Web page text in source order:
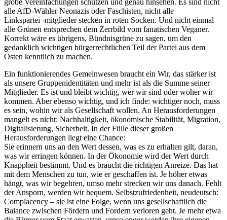
alle AfD-Wähler Neonazis oder Faschisten, nicht alle
Linkspartei¬mitglieder stecken in roten Socken. Und nicht einmal
alle Grünen entsprechen dem Zerrbild vom fanatischen Veganer.
Korrekt wäre es übrigens, Bündnisgrüne zu sagen, um den
gedanklich wichtigen bürgerrechtlichen Teil der Partei aus dem
Osten kenntlich zu machen.
Ein funktionierendes Gemeinwesen braucht ein Wir, das stärker ist
als unsere Gruppenidentitäten und mehr ist als die Summe seiner
Mitglieder. Es ist und bleibt wichtig, wer wir sind oder woher wir
kommen. Aber ebenso wichtig, und ich finde: wichtiger noch, muss
es sein, wohin wir als Gesellschaft wollen. An Herausforderungen
mangelt es nicht: Nachhaltigkeit, ökonomische Stabilität, Migration,
Digitalisierung, Sicherheit. In der Fülle dieser großen
Herausforderungen liegt eine Chance:
Sie erinnern uns an den Wert dessen, was es zu erhalten gilt, daran,
was wir erringen können. In der Ökonomie wird der Wert durch
Knappheit bestimmt. Und es braucht die richtigen Anreize. Das hat
mit dem Menschen zu tun, wie er geschaffen ist. Je höher etwas
hängt, was wir begehren, umso mehr strecken wir uns danach. Fehlt
der Ansporn, werden wir bequem. Selbstzufriedenheit, neudeutsch:
Complacency – sie ist eine Folge, wenn uns gesellschaftlich die
Balance zwischen Fördern und Fordern verloren geht. Je mehr etwa